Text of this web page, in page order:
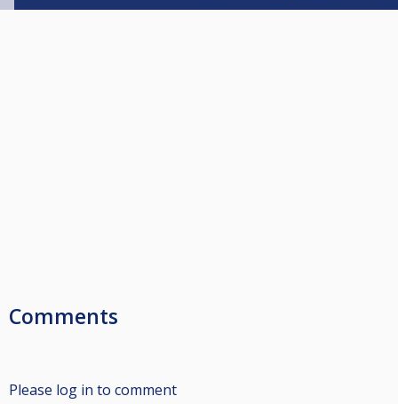
Comments
Please log in to comment